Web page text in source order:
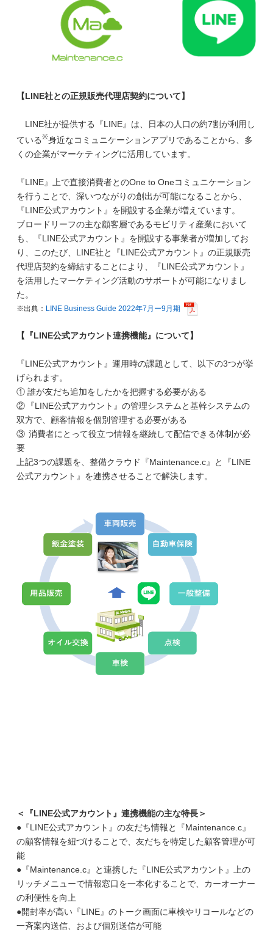
【LINE社との正規販売代理店契約について】
LINE社が提供する『LINE』は、日本の人口の約7割が利用し
ている※身近なコミュニケーションアプリであることから、多
くの企業がマーケティングに活用しています。
『LINE』上で直接消費者とのOne to Oneコミュニケーション
を行うことで、深いつながりの創出が可能になることから、
『LINE公式アカウント』を開設する企業が増えています。
ブロードリーフの主な顧客層であるモビリティ産業において
も、『LINE公式アカウント』を開設する事業者が増加してお
り、このたび、LINE社と『LINE公式アカウント』の正規販売
代理店契約を締結することにより、『LINE公式アカウント』
を活用したマーケティング活動のサポートが可能になりまし
た。
※出典： LINE Business Guide 2022年7 月ー9月期
【『LINE公式アカウント連携機能』について】
『LINE公式アカウント』運用時の課題として、以下の3つが挙
げられます。
① 誰が友だち追加をしたかを把握する必要がある
②
『LINE公式アカウント』の管理システムと基幹システムの
双方で、顧客情報を個別管理する必要がある
③ 消費者にとって役立つ情報を継続して配信できる体制が必
要
上記3つの課題を、整備クラウド『Maintenance.c』と『LINE
公式アカウント』を連携させることで解決します。
＜『LINE公式アカウント』連携機能の主な特長＞
●『LINE公式アカウント』の友だち情報と『Maintenance.c』
の顧客情報を紐づけることで、友だちを特定した顧客管理が可
能
●『Maintenance.c』と連携した『LINE公式アカウント』上の
リッチメニューで情報窓口を一本化することで、カーオーナー
の利便性を向上
●開封率が高い『LINE』のトーク画面に車検やリコールなどの
一斉案内送信、および個別送信が可能